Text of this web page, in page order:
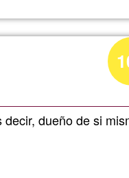
dueño de si Ğ1